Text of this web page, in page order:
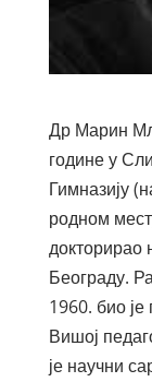
Др Марин
године у
Гимназију
родном
докторирао
Београду.
1960. био је
Вишој
је научни